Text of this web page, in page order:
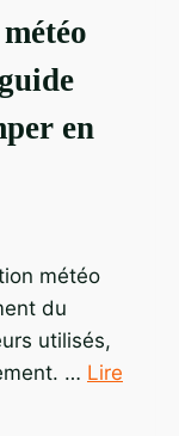
en
météo
du
utilisés,
… Lire